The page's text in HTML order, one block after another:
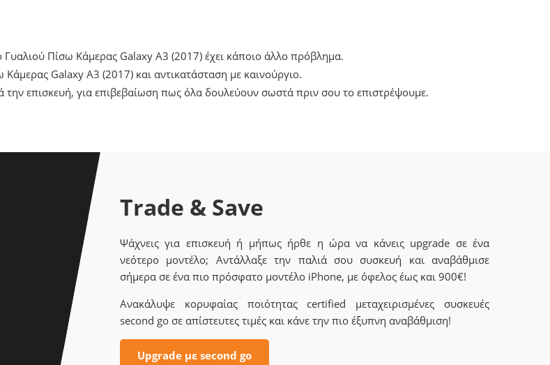
Πίσω Κάμερας Galaxy A3 (2017) έχει κάποιο άλλο πρόβλημα.
Galaxy A3 (2017) και αντικατάσταση με καινούργιο.
επισκευή, για επιβεβαίωση πως όλα δουλεύουν σωστά πριν σου το επιστρέψουμε.
Trade & Save
Ψάχνεις για επισκευή ή μήπως ήρθε η ώρα να κάνεις upgrade σε ένα
νεότερο μοντέλο; Αντάλλαξε την παλιά σου συσκευή και αναβάθμισε
σήμερα σε ένα πιο πρόσφατο μοντέλο iPhone, με όφελος έως και 900€!
Ανακάλυψε κορυφαίας ποιότητας certified μεταχειρισμένες συσκευές
second go σε απίστευτες τιμές και κάνε την πιο έξυπνη αναβάθμιση!
Upgrade με second go